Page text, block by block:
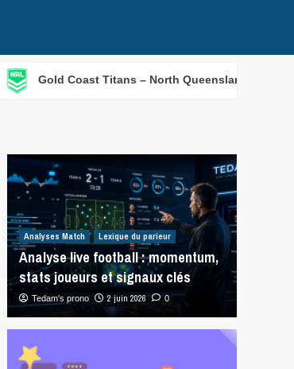
Coast Titans – North Queensland Cowboys (06/08) :
Analyses Match Lexique du parieur
Analyse live football : momentum,
stats joueurs et signaux clés
Tedam's prono 2 juin 2026 0